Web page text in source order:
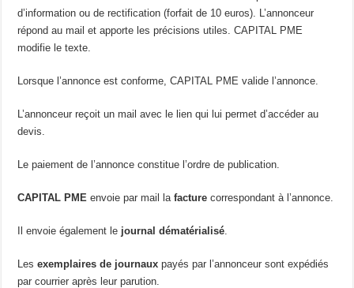
d’information ou de rectification (forfait de 10 euros). L’annonceur
répond au mail et apporte les précisions utiles. CAPITAL PME
modifie le texte.
Lorsque l’annonce est conforme, CAPITAL PME valide l’annonce.
L’annonceur reçoit un mail avec le lien qui lui permet d’accéder au
devis.
Le paiement de l’annonce constitue l’ordre de publication.
CAPITAL PME envoie par mail lafacture correspondant à l’annonce.
Il envoie également le journal dématérialisé.
Lesexemplaires de journaux payés par l’annonceur sont expédiés
par courrier après leur parution.